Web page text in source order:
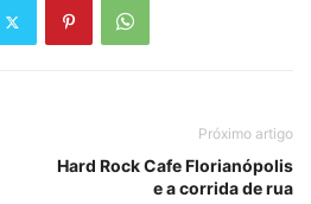
Próximo artigo
Hard Rock Cafe Florianópolis
e a corrida de rua